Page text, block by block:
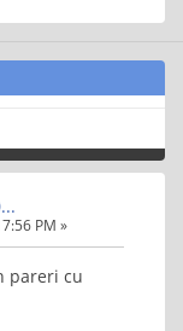
PM »
pareri cu